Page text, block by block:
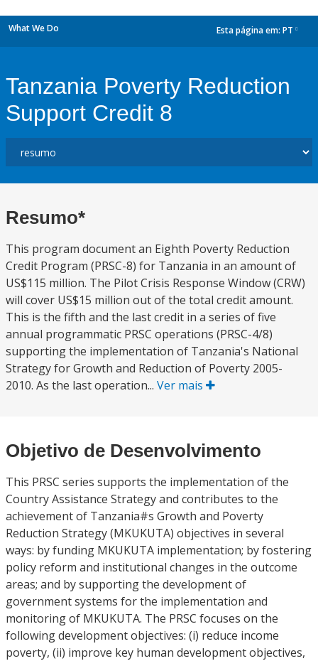
What We Do Esta página em: PT
Tanzania Poverty Reduction
Support Credit 8
Resumo*
This program document an Eighth Poverty Reduction
Credit Program (PRSC-8) for Tanzania in an amount of
US$115 million. The Pilot Crisis Response Window (CRW)
will cover US$15 million out of the total credit amount.
This is the fifth and the last credit in a series of five
annual programmatic PRSC operations (PRSC-4/8)
supporting the implementation of Tanzania's National
Strategy for Growth and Reduction of Poverty 2005-
2010. As the last operation... Ver mais
Objetivo de Desenvolvimento
This PRSC series supports the implementation of the
Country Assistance Strategy and contributes to the
achievement of Tanzania#s Growth and Poverty
Reduction Strategy (MKUKUTA) objectives in several
ways: by funding MKUKUTA implementation; by fostering
policy reform and institutional changes in the outcome
areas; and by supporting the development of
government systems for the implementation and
monitoring of MKUKUTA. The PRSC focuses on the
following development objectives: (i) reduce income
poverty, (ii) improve key human development objectives,